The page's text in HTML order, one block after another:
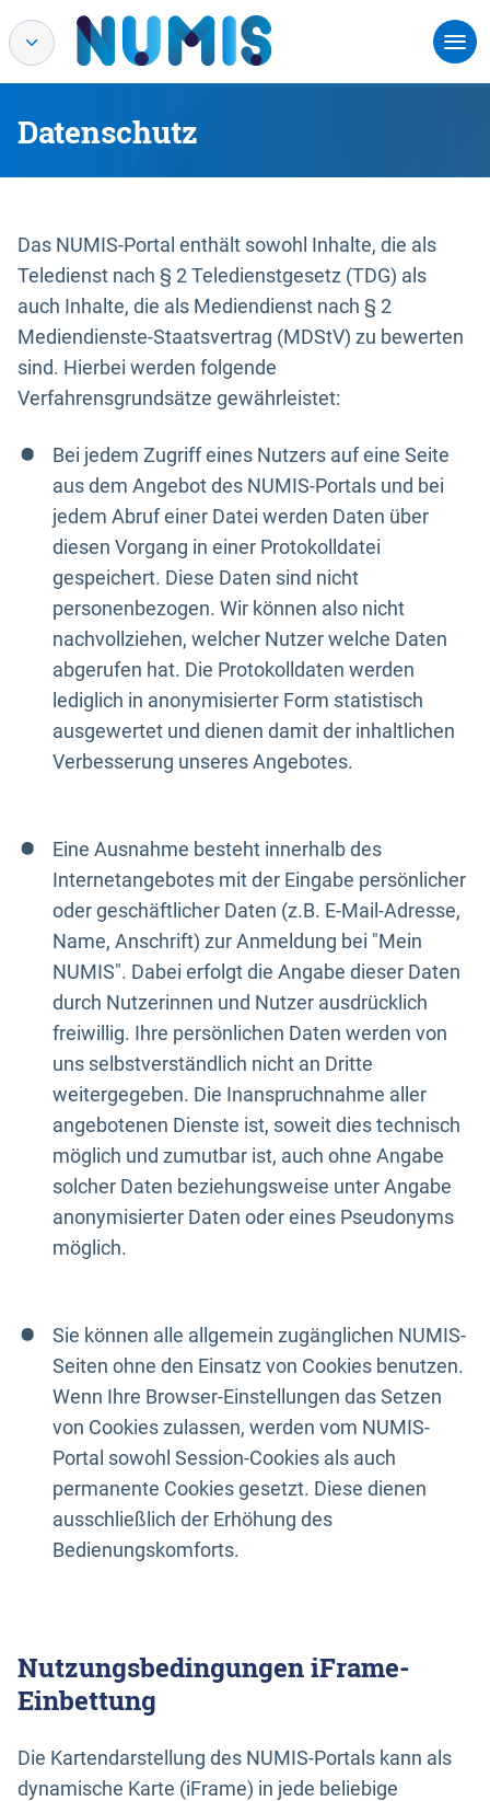
Datenschutz
Das NUMIS-Portal enthält sowohl Inhalte, die als
Teledienst nach § 2 Teledienstgesetz (TDG) als
auch Inhalte, die als Mediendienst nach § 2
Mediendienste-Staatsvertrag (MDStV) zu bewerten
sind. Hierbei werden folgende
Verfahrensgrundsätze gewährleistet:
Bei jedem Zugriff eines Nutzers auf eine Seite
aus dem Angebot des NUMIS-Portals und bei
jedem Abruf einer Datei werden Daten über
diesen Vorgang in einer Protokolldatei
gespeichert. Diese Daten sind nicht
personenbezogen. Wir können also nicht
nachvollziehen, welcher Nutzer welche Daten
abgerufen hat. Die Protokolldaten werden
lediglich in anonymisierter Form statistisch
ausgewertet und dienen damit der inhaltlichen
Verbesserung unseres Angebotes.
Eine Ausnahme besteht innerhalb des
Internetangebotes mit der Eingabe persönlicher
oder geschäftlicher Daten (z.B. E-Mail-Adresse,
Name, Anschrift) zur Anmeldung bei "Mein
NUMIS". Dabei erfolgt die Angabe dieser Daten
durch Nutzerinnen und Nutzer ausdrücklich
freiwillig. Ihre persönlichen Daten werden von
uns selbstverständlich nicht an Dritte
weitergegeben. Die Inanspruchnahme aller
angebotenen Dienste ist, soweit dies technisch
möglich und zumutbar ist, auch ohne Angabe
solcher Daten beziehungsweise unter Angabe
anonymisierter Daten oder eines Pseudonyms
möglich.
Sie können alle allgemein zugänglichen NUMIS-
Seiten ohne den Einsatz von Cookies benutzen.
Wenn Ihre Browser-Einstellungen das Setzen
von Cookies zulassen, werden vom NUMIS-
Portal sowohl Session-Cookies als auch
permanente Cookies gesetzt. Diese dienen
ausschließlich der Erhöhung des
Bedienungskomforts.
Nutzungsbedingungen iFrame-
Einbettung
Die Kartendarstellung des NUMIS-Portals kann als
dynamische Karte (iFrame) in jede beliebige